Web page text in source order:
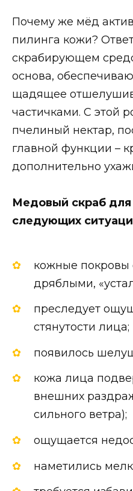
Почему же мёд
пилинга кожи?
скрабирующем
основа,
щадящее
частичками. С этой
пчелиный нектар,
главной функции –
дополнительно
Медовый скраб
следующих
кожные покровы
дряблыми,
преследует
стянутости лица;
появилось
кожа лица
внешних
сильного ветра);
ощущается
наметились